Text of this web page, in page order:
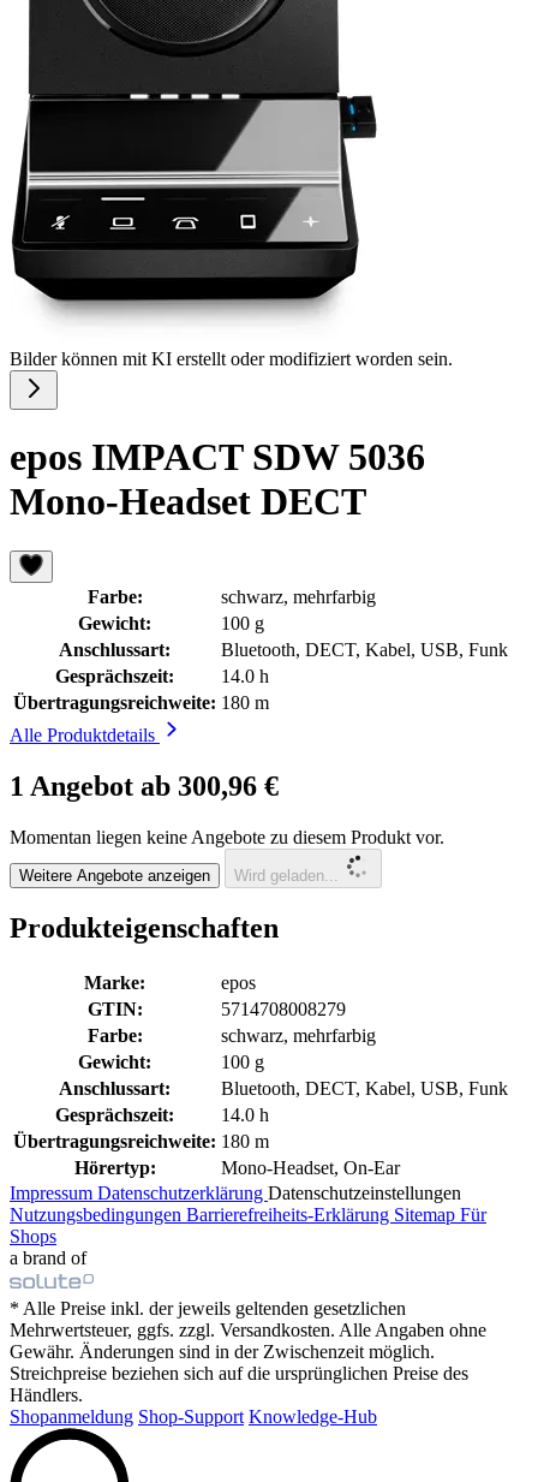
Bilder können mit KI erstellt oder modifiziert worden sein.
epos IMPACT SDW 5036
Mono-Headset DECT
Farbe:
schwarz, mehrfarbig
Gewicht:
100 g
Anschlussart:
Bluetooth, DECT, Kabel, USB, Funk
Gesprächszeit:
14.0 h
Übertragungsreichweite: 180 m
Alle Produktdetails
1 Angebot ab 300,96 €
Momentan liegen keine Angebote zu diesem Produkt vor.
Weitere Angebote anzeigen Wird geladen...
Produkteigenschaften
Marke:
epos
GTIN:
5714708008279
Farbe:
schwarz, mehrfarbig
Gewicht:
100 g
Anschlussart:
Bluetooth, DECT, Kabel, USB, Funk
Gesprächszeit:
14.0 h
Übertragungsreichweite: 180 m
Hörertyp:
Mono-Headset, On-Ear
Impressum Datenschutzerklärung Datenschutzeinstellungen
Nutzungsbedingungen Barrierefreiheits-Erklärung Sitemap Für
Shops
a brand of
* Alle Preise inkl. der jeweils geltenden gesetzlichen
Mehrwertsteuer, ggfs. zzgl. Versandkosten. Alle Angaben ohne
Gewähr. Änderungen sind in der Zwischenzeit möglich.
Streichpreise beziehen sich auf die ursprünglichen Preise des
Händlers.
Shopanmeldung Shop-Support Knowledge-Hub